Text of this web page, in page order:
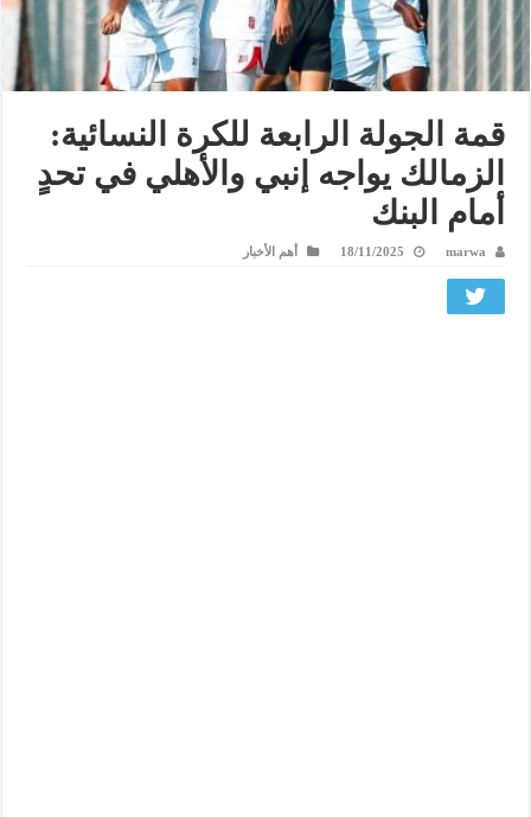
قمة الجولة الرابعة للكرة النسائية:
الزمالك يواجه إنبي والأهلي في تحدٍ
أمام البنك
marwa
18/11/2025 أهم الأخبار